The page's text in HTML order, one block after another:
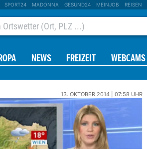
SPORT24 MADONNA GESUND24 MEINJOB REISEN
NEWS FREIZEIT WEBCAMS
13. OKTOBER 2014 | 07:58 UHR